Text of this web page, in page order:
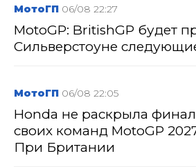
МотоГП 06/08 22:27
MotoGP: BritishGP будет
Сильверстоуне
МотоГП 06/08 22:05
Honda не раскрыла
своих команд MotoGP
При Британии